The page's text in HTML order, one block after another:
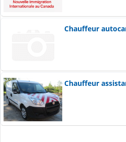
Chauffeur
Chauffeur